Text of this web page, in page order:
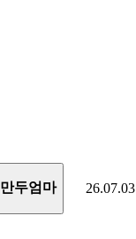
만두엄마 26.07.03